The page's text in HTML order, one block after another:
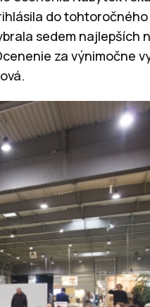
do
sedem najlepších
za výnimočne